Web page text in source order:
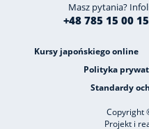
Masz pytania?
+48 785 15 00 15
Kursy japońskiego online
Polityka
Standardy
Copyright
Projekt i